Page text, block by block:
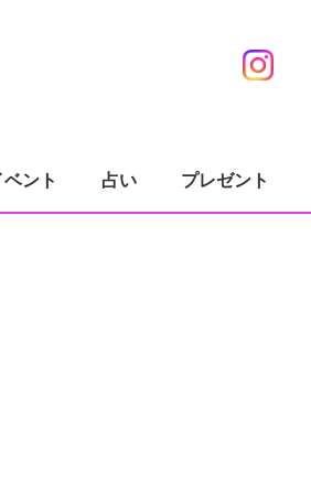
ント 占い プレゼント